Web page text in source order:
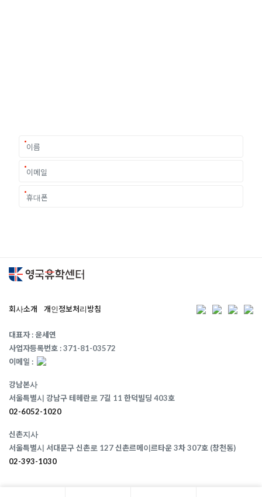
회사소개 개인정보처리방침
대표자 : 윤세연
사업자등록번호 : 371-81-03572
이메일 :
강남본사
서울특별시 강남구 테헤란로 7길 11 한덕빌딩 403호
02-6052-1020
신촌지사
서울특별시 서대문구 신촌로 127 신촌르메이르타운 3차 307호 (창천동)
02-393-1030